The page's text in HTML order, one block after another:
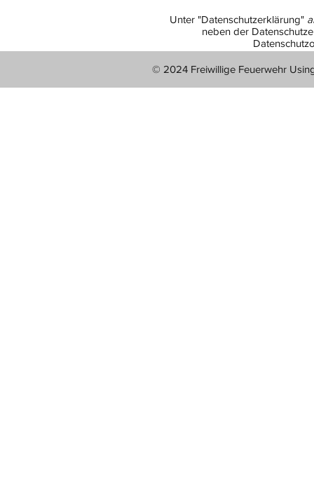
Unter "Datenschutzerklärung"
neben der
© 2024 Freiwillige Feuerwehr